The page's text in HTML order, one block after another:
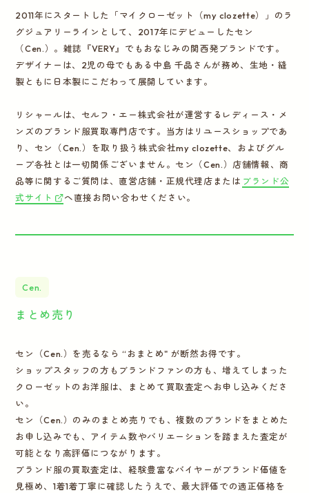
2011年にスタートした「マイクローゼット（my clozette）」のラ
グジュアリーラインとして、2017年にデビューしたセン
（Cen.）。雑誌『VERY』でもおなじみの関西発ブランドです。
デザイナーは、2児の母でもある中島 千晶さんが務め、生地・縫
製ともに日本製にこだわって展開しています。
リシャールは、セルフ・エー株式会社が運営するレディース・メ
ンズのブランド服買取専門店です。当方はリユースショップであ
り、セン（Cen.）を取り扱う株式会社my clozette、およびグル
ープ各社とは一切関係ございません。セン（Cen.）店舗情報、商
品等に関するご質問は、直営店舗・正規代理店または ブランド公
式サイト
へ直接お問い合わせください。
Cen.
まとめ売り
セン（Cen.）を売るなら “おまとめ" が断然お得です。
ショップスタッフの方もブランドファンの方も、増えてしまった
クローゼットのお洋服は、まとめて買取査定へお申し込みくださ
い。
セン（Cen.）のみのまとめ売りでも、複数のブランドをまとめた
お申し込みでも、アイテム数やバリエーションを踏まえた査定が
可能となり高評価につながります。
ブランド服の買取査定は、経験豊富なバイヤーがブランド価値を
見極め、1着1着丁寧に確認したうえで、最大評価での適正価格を